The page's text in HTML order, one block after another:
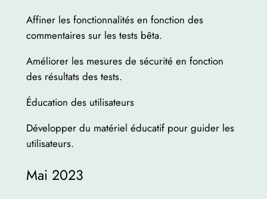
Affiner les fonctionnalités en fonction des
commentaires sur les tests bêta.
Améliorer les mesures de sécurité en fonction
des résultats des tests.
Éducation des utilisateurs
Développer du matériel éducatif pour guider les
utilisateurs.
Mai 2023